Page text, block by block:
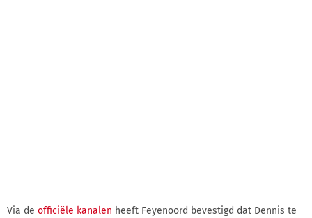
Via de officiële kanalen heeft Feyenoord bevestigd dat Dennis te